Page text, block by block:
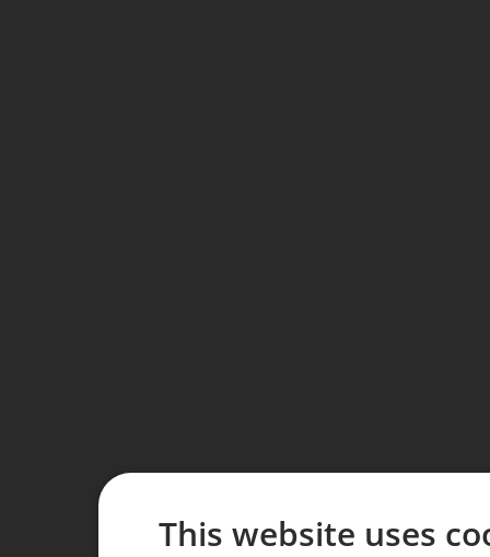
This website uses